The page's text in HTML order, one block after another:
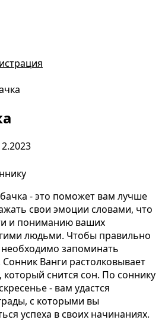
- это поможет вам лучше
свои эмоции словами, что
и пониманию ваших
людьми. Чтобы правильно
запоминать
Ванги растолковывает
снится сон. По соннику
- вам удастся
с которыми вы
успеха в своих начинаниях.